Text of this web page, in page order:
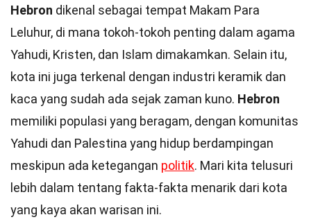
Hebron dikenal sebagai tempat Makam Para
Leluhur, di mana tokoh-tokoh penting dalam agama
Yahudi, Kristen, dan Islam dimakamkan. Selain itu,
kota ini juga terkenal dengan industri keramik dan
kaca yang sudah ada sejak zaman kuno. Hebron
memiliki populasi yang beragam, dengan komunitas
Yahudi dan Palestina yang hidup berdampingan
meskipun ada ketegangan politik. Mari kita telusuri
lebih dalam tentang fakta-fakta menarik dari kota
yang kaya akan warisan ini.